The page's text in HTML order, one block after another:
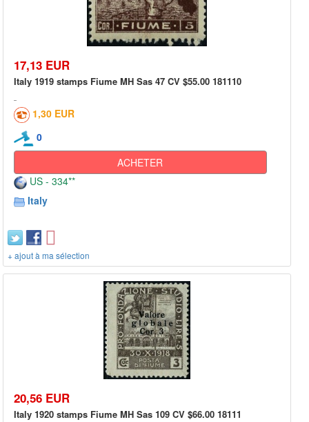
17,13 EUR
Italy 1919 stamps Fiume MH Sas 47 CV $55.00 181110
1,30 EUR
0
ACHETER
US - 334**
Italy
+ ajout à ma sélection
20,56 EUR
Italy 1920 stamps Fiume MH Sas 109 CV $66.00 18111